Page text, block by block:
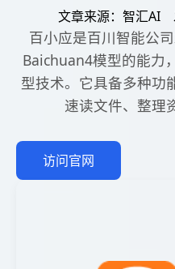
文章来源：智汇AI
百小应是百川智能公
Baichuan4模型的能力
型技术。它具备多种功
速读文件、整理
访问官网